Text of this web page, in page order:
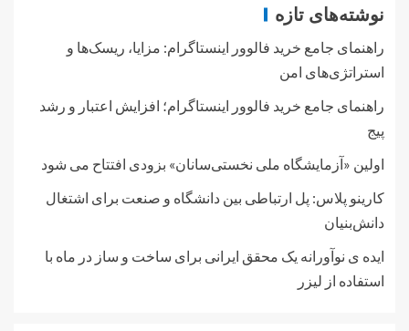
نوشته‌های تازه
راهنمای جامع خرید فالوور اینستاگرام: مزایا، ریسک‌ها و
استراتژی‌های امن
راهنمای جامع خرید فالوور اینستاگرام؛ افزایش اعتبار و رشد
پیج
اولین «آزمایشگاه ملی نخستی‌سانان» بزودی افتتاح می شود
کارینو پلاس: پل ارتباطی بین دانشگاه و صنعت برای اشتغال
دانش‌بنیان
ایده ی نوآورانه یک محقق ایرانی برای ساخت و ساز در ماه با
استفاده از لیزر